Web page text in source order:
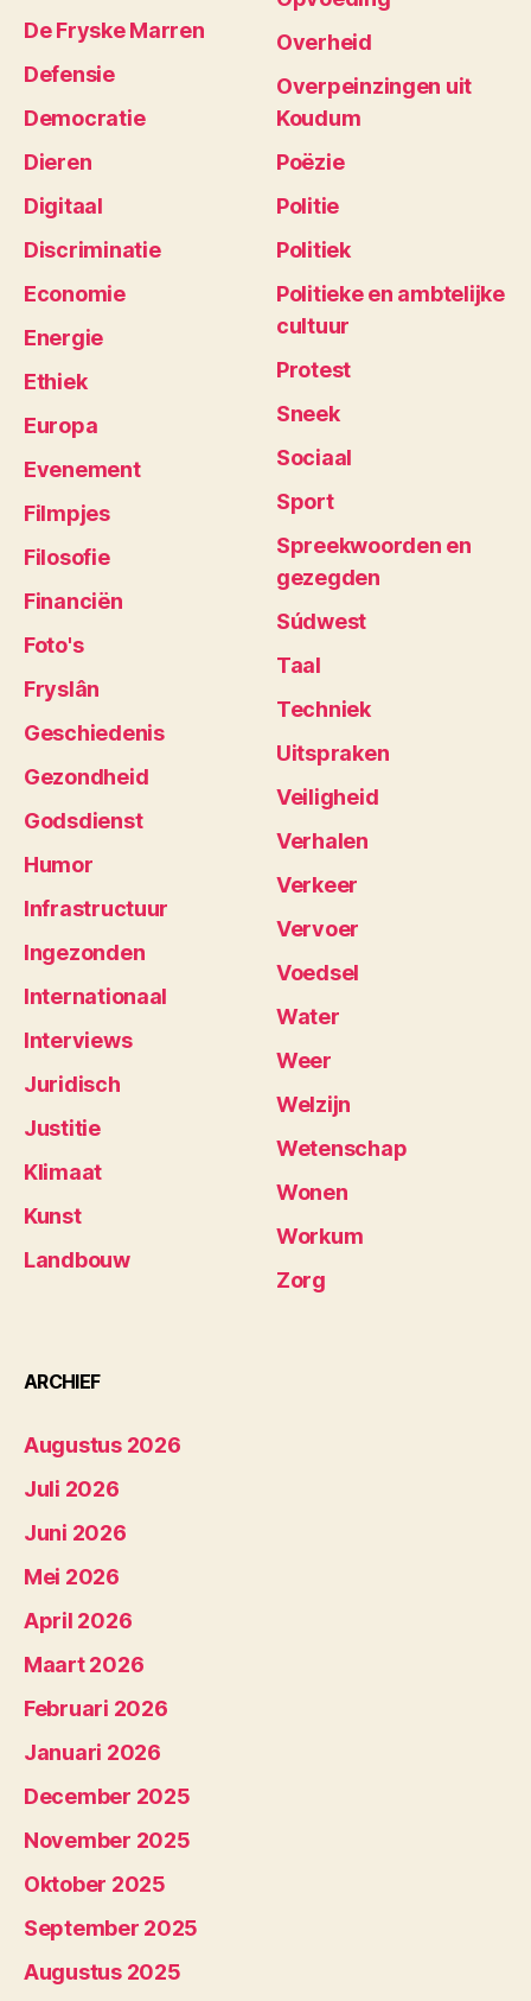
De Fryske Marren
Defensie
Democratie
Dieren
Digitaal
Discriminatie
Economie
Energie
Ethiek
Europa
Evenement
Filmpjes
Filosofie
Financiën
Foto's
Fryslân
Geschiedenis
Gezondheid
Godsdienst
Humor
Infrastructuur
Ingezonden
Internationaal
Interviews
Juridisch
Justitie
Klimaat
Kunst
Landbouw
Overheid
Overpeinzingen uit
Koudum
Poëzie
Politie
Politiek
Politieke en ambtelijke
cultuur
Protest
Sneek
Sociaal
Sport
Spreekwoorden en
gezegden
Súdwest
Taal
Techniek
Uitspraken
Veiligheid
Verhalen
Verkeer
Vervoer
Voedsel
Water
Weer
Welzijn
Wetenschap
Wonen
Workum
Zorg
ARCHIEF
Augustus 2026
Juli 2026
Juni 2026
Mei 2026
April 2026
Maart 2026
Februari 2026
Januari 2026
December 2025
November 2025
Oktober 2025
September 2025
Augustus 2025